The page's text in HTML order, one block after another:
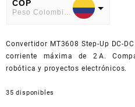
COP
American Dollar
Convertidor MT3608 Step-Up DC-
corriente máxima de 2 A.
robótica y proyectos electrónicos.
35 disponibles